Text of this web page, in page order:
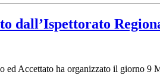
dall’Ispettorato
ed Accettato ha organizzato il giorno